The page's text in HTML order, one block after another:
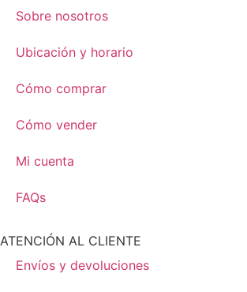
Sobre nosotros
Ubicación y horario
Cómo comprar
Cómo vender
Mi cuenta
FAQs
ATENCIÓN AL CLIENTE
Envíos y devoluciones